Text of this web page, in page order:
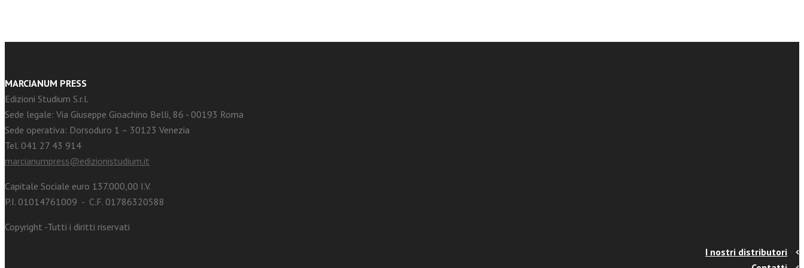
MARCIANUM PRESS
Edizioni Studium S.r.l.
Sede legale: Via Giuseppe Gioachino Belli, 86 - 00193 Roma
Sede operativa: Dorsoduro 1 – 30123 Venezia
Tel. 041 27 43 914
marcianumpress@edizionistudium.it
Capitale Sociale euro 137.000,00 I.V.
P.I. 01014761009 - C.F. 01786320588
Copyright -Tutti i diritti riservati
I nostri distributori